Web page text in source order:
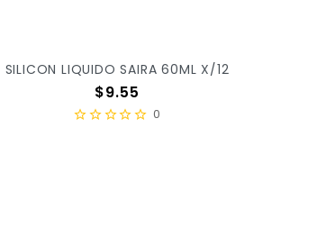
SILICON LIQUIDO SAIRA 60ML X/12
Precio
$9.55
0